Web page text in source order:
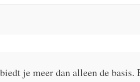
je meer dan alleen de basis.